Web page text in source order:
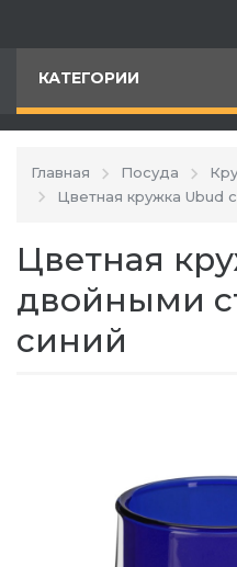
КАТЕГОРИИ
Главная Посуда
Цветная кружка Ubud
Цветная
двойными
синий